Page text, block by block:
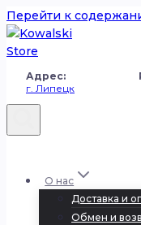
Перейти к
Адрес:
г. Липецк
О нас
Доставка и
Обмен и